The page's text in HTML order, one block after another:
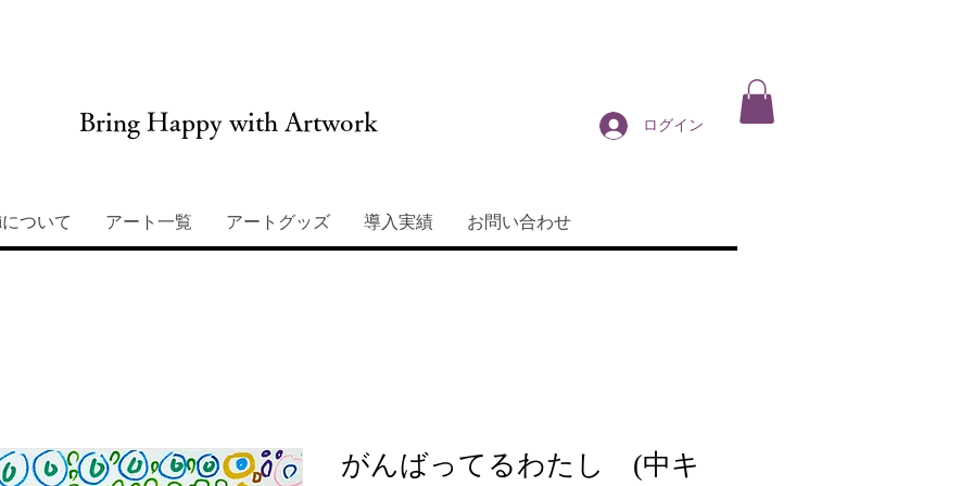
Bring Happy with Artwork ログイン
について アート一覧 アートグッズ 導入実績 お問い合わせ
がんばってるわたし (中キ